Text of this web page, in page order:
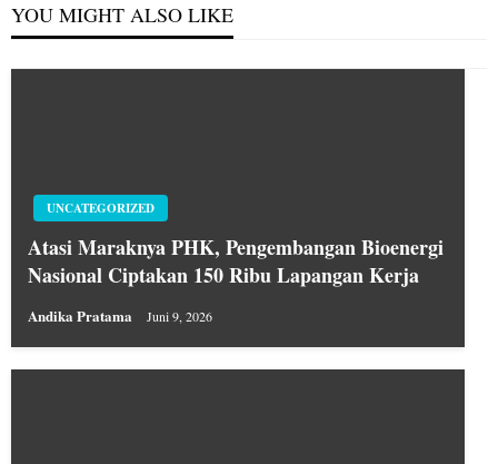
YOU MIGHT ALSO LIKE
UNCATEGORIZED
Atasi Maraknya PHK, Pengembangan Bioenergi
Nasional Ciptakan 150 Ribu Lapangan Kerja
Andika Pratama Juni 9, 2026